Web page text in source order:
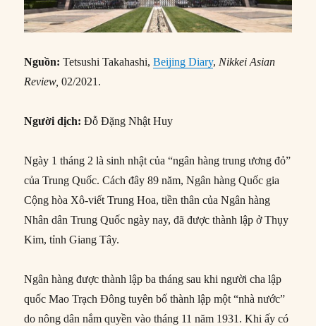
Nguồn:Tetsushi Takahashi,Beijing Diary, Nikkei Asian
Review, 02/2021.
Người dịch:Đỗ Đặng Nhật Huy
Ngày 1 tháng 2 là sinh nhật của “ngân hàng trung ương đỏ”
của Trung Quốc. Cách đây 89 năm, Ngân hàng Quốc gia
Cộng hòa Xô-viết Trung Hoa, tiền thân của Ngân hàng
Nhân dân Trung Quốc ngày nay, đã được thành lập ở Thụy
Kim, tỉnh Giang Tây.
Ngân hàng được thành lập ba tháng sau khi người cha lập
quốc Mao Trạch Đông tuyên bố thành lập một “nhà nước”
do nông dân nắm quyền vào tháng 11 năm 1931. Khi ấy có